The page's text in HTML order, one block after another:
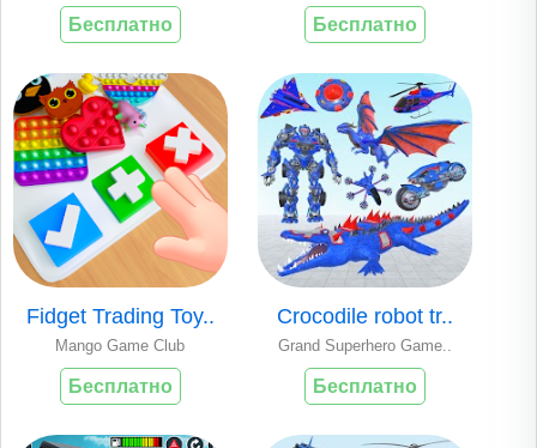
Бесплатно Бесплатно
Fidget Trading Toy..
Mango Game Club
Бесплатно
Crocodile robot tr..
Grand Superhero Game..
Бесплатно